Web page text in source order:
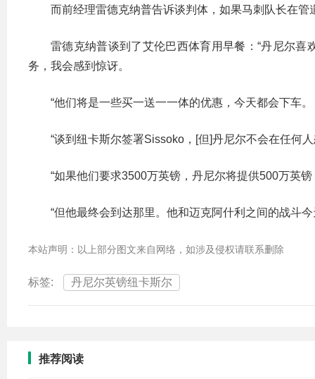
而前经理雷德克纳普告诉谈判体，如果马刺队长在
雷德克纳普谈到了艾伦巴西体育用早餐：“丹尼尔
务，我会感到惊讶。
“他们将是一些买一送一一体的优惠，今天都会下车。
“谈到纽卡斯尔签署Sissoko，[但]丹尼尔不会在任何
“如果他们要求3500万英镑，丹尼尔将提供500万英
“但他最终会到达那里。他和迈克阿什利之间的战斗
本站声明：以上部分图文来自网络，如涉及侵权请联系删除
标签: 丹尼尔英镑纽卡斯尔
推荐阅读